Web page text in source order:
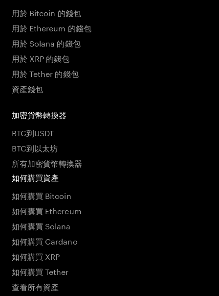
用於 Bitcoin 的錢包
用於 Ethereum 的錢包
用於 Solana 的錢包
用於 XRP 的錢包
用於 Tether 的錢包
資產錢包
加密貨幣轉換器
BTC到USDT
BTC到以太坊
所有加密貨幣轉換器
如何購買資產
如何購買 Bitcoin
如何購買 Ethereum
如何購買 Solana
如何購買 Cardano
如何購買 XRP
如何購買 Tether
查看所有資產